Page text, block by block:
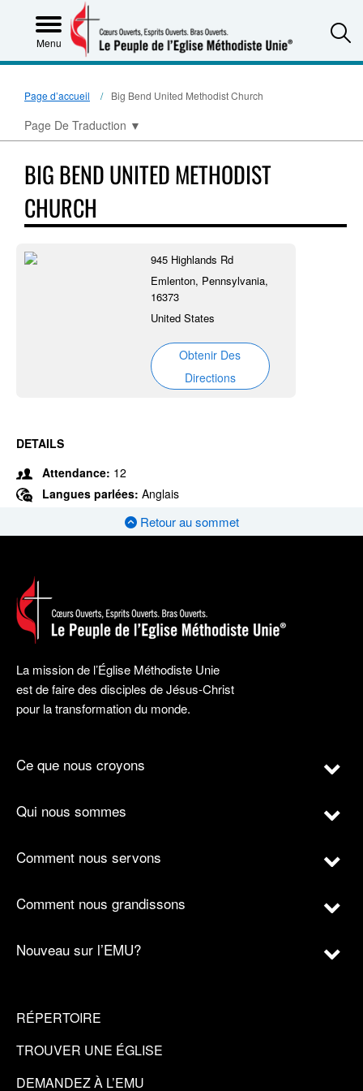
Menu
Page d’accueil Big Bend United Methodist Church
Page De Traduction ▼
BIG BEND UNITED METHODIST
CHURCH
945 Highlands Rd
Emlenton, Pennsylvania,
16373
United States
Obtenir Des
Directions
DETAILS
Attendance: 12
Langues parlées: Anglais
Retour au sommet
La mission de l’Église Méthodiste Unie
est de faire des disciples de Jésus-Christ
pour la transformation du monde.
Ce que nous croyons
Qui nous sommes
Comment nous servons
Comment nous grandissons
Nouveau sur l’EMU?
RÉPERTOIRE
TROUVER UNE ÉGLISE
DEMANDEZ À L’EMU